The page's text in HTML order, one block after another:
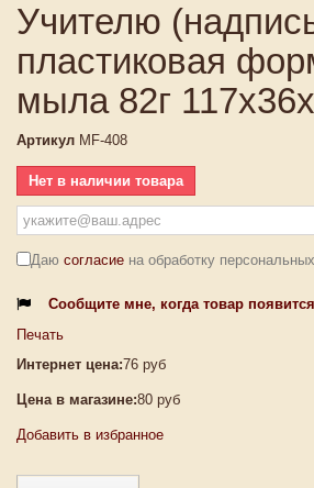
Учителю
пластиковая
мыла 82г
Артикул MF-408
Нет в наличии товара
Даю согласие на обработку
Сообщите мне, когда товар
Печать
Интернет цена:76 руб
Цена в магазине:80 руб
Добавить в избранное